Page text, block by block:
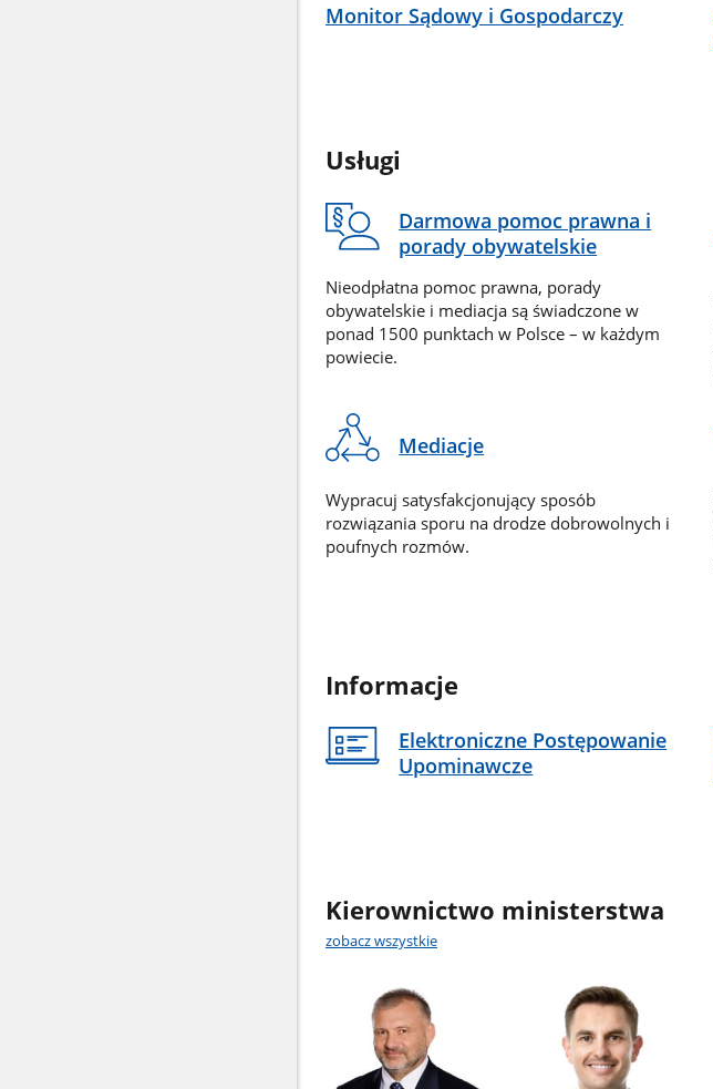
Monitor Sądowy i Gospodarczy
Usługi
Darmowa pomoc prawna i
porady obywatelskie
Nieodpłatna pomoc prawna, porady
obywatelskie i mediacja są świadczone w
ponad 1500 punktach w Polsce – w każdym
powiecie.
Mediacje
Wypracuj satysfakcjonujący sposób
rozwiązania sporu na drodze dobrowolnych i
poufnych rozmów.
Informacje
Elektroniczne Postępowanie
Upominawcze
Kierownictwo ministerstwa
zobacz wszystkie